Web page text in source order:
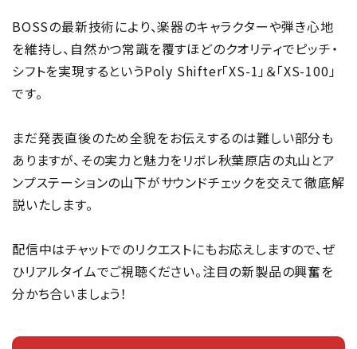
BOSSの最新技術により、楽器のキャラクターや弾き心地
を維持し、自然かつ常識を覆すほどのクオリティでピッチ・
シフトを実現するというPoly Shifter「XS-1」＆「XS-100」
です。
まだ発表直後のため全貌をお伝えするのは難しい部分も
ありますが、その実力と魅力をリボレ秋葉原店の丸山とア
ンプステーションの山下がサウンドチェックを交えて徹底解
説いたします。
配信中はチャットでのリクエストにもお応えしますので、ぜ
ひリアルタイムでご視聴ください。注目の新製品の興奮を
分かち合いましょう！